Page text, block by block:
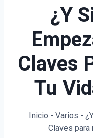
¿Y
Claves
Tu
Inicio - Varios -
Claves para